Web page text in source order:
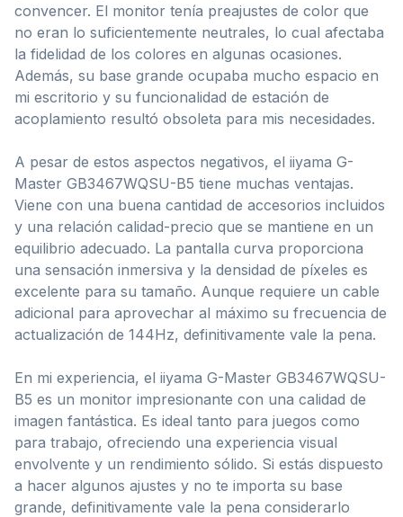
convencer. El monitor tenía preajustes de color que
no eran lo suficientemente neutrales, lo cual afectaba
la fidelidad de los colores en algunas ocasiones.
Además, su base grande ocupaba mucho espacio en
mi escritorio y su funcionalidad de estación de
acoplamiento resultó obsoleta para mis necesidades.
A pesar de estos aspectos negativos, el iiyama G-
Master GB3467WQSU-B5 tiene muchas ventajas.
Viene con una buena cantidad de accesorios incluidos
y una relación calidad-precio que se mantiene en un
equilibrio adecuado. La pantalla curva proporciona
una sensación inmersiva y la densidad de píxeles es
excelente para su tamaño. Aunque requiere un cable
adicional para aprovechar al máximo su frecuencia de
actualización de 144Hz, definitivamente vale la pena.
En mi experiencia, el iiyama G-Master GB3467WQSU-
B5 es un monitor impresionante con una calidad de
imagen fantástica. Es ideal tanto para juegos como
para trabajo, ofreciendo una experiencia visual
envolvente y un rendimiento sólido. Si estás dispuesto
a hacer algunos ajustes y no te importa su base
grande, definitivamente vale la pena considerarlo